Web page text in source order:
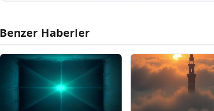
Benzer Haberler